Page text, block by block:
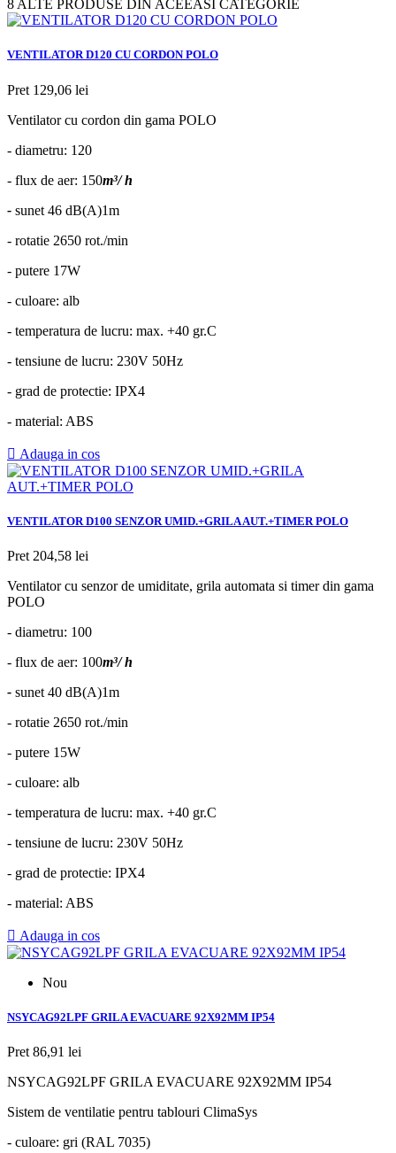
8 ALTE PRODUSE DIN ACEEASI CATEGORIE
VENTILATOR D120 CU CORDON POLO
Pret 129,06 lei
Ventilator cu cordon din gama POLO
- diametru: 120
- flux de aer: 150m³/ h
- sunet 46 dB(A)1m
- rotatie 2650 rot./min
- putere 17W
- culoare: alb
- temperatura de lucru: max. +40 gr.C
- tensiune de lucru: 230V 50Hz
- grad de protectie: IPX4
- material: ABS
 Adauga in cos
VENTILATOR D100 SENZOR UMID.+GRILA AUT.+TIMER POLO
Pret 204,58 lei
Ventilator cu senzor de umiditate, grila automata si timer din gama
POLO
- diametru: 100
- flux de aer: 100m³/ h
- sunet 40 dB(A)1m
- rotatie 2650 rot./min
- putere 15W
- culoare: alb
- temperatura de lucru: max. +40 gr.C
- tensiune de lucru: 230V 50Hz
- grad de protectie: IPX4
- material: ABS
 Adauga in cos
Nou
NSYCAG92LPF GRILA EVACUARE 92X92MM IP54
Pret 86,91 lei
NSYCAG92LPF GRILA EVACUARE 92X92MM IP54
Sistem de ventilatie pentru tablouri ClimaSys
- culoare: gri (RAL 7035)